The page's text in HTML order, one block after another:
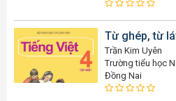
Từ ghép, từ
Trần Kim Uyên
Trường tiểu học
Đồng Nai